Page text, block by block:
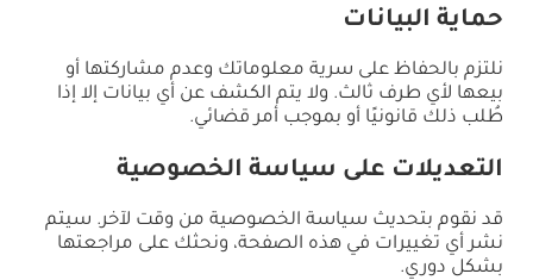
حماية البيانات
نلتزم بالحفاظ على سرية معلوماتك وعدم مشاركتها أو
بيعها لأي طرف ثالث. ولا يتم الكشف عن أي بيانات إلا إذا
طُلب ذلك قانونيًا أو بموجب أمر قضائي.
التعديلات على سياسة الخصوصية
قد نقوم بتحديث سياسة الخصوصية من وقت لآخر. سيتم
نشر أي تغييرات في هذه الصفحة، ونحثك على مراجعتها
بشكل دوري.